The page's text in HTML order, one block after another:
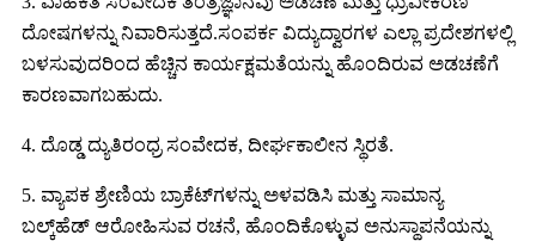
ದೋಷಗಳನ್ನು ನಿವಾರಿಸುತ್ತದೆ.ಸಂಪರ್ಕ ವಿದ್ಯುದ್ವಾರಗಳ ಎಲ್ಲಾ ಪ್ರದೇಶಗಳಲ್ಲಿ
ಬಳಸುವುದರಿಂದ ಹೆಚ್ಚಿನ ಕಾರ್ಯಕ್ಷಮತೆಯನ್ನು ಹೊಂದಿರುವ ಅಡಚಣೆಗೆ
ಕಾರಣವಾಗಬಹುದು.
4. ದೊಡ್ಡ ದ್ಯುತಿರಂಧ್ರ ಸಂವೇದಕ, ದೀರ್ಘಕಾಲೀನ ಸ್ಥಿರತೆ.
5. ವ್ಯಾಪಕ ಶ್ರೇಣಿಯ ಬ್ರಾಕೆಟ್‌ಗಳನ್ನು ಅಳವಡಿಸಿ ಮತ್ತು ಸಾಮಾನ್ಯ
ಬಲ್ಕ್‌ಹೆಡ್ ಆರೋಹಿಸುವ ರಚನೆ, ಹೊಂದಿಕೊಳ್ಳುವ ಅನುಸ್ಥಾಪನೆಯನ್ನು